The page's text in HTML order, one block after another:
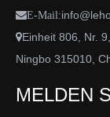
E-Mail:
Einheit 806, Nr.
Ningbo 315010,
MELDEN